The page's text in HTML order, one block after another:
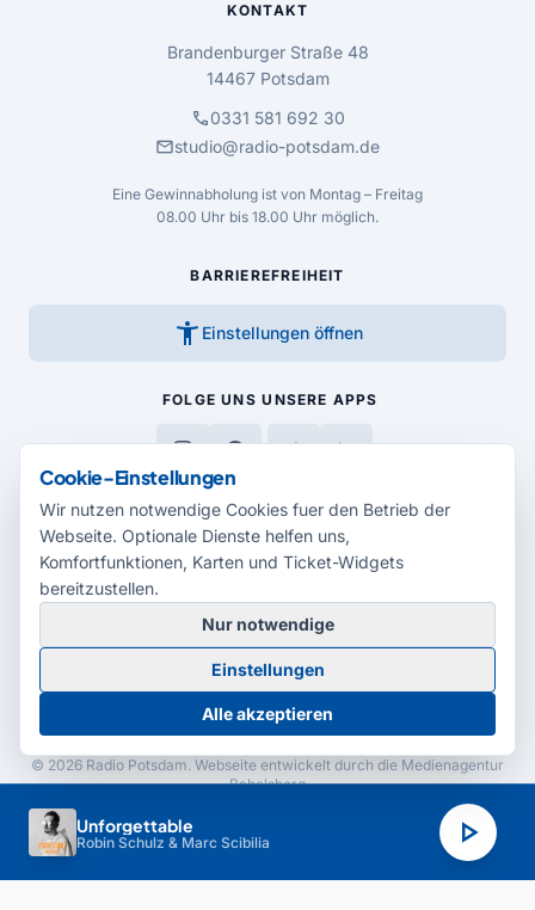
Unforgettable
Robin Schulz & Marc Scibilia play_arrow
KONTAKT
Brandenburger Straße 48
14467 Potsdam
call0331 581 692 30
mailstudio@radio-potsdam.de
Eine Gewinnabholung ist von Montag – Freitag
08.00 Uhr bis 18.00 Uhr möglich.
BARRIEREFREIHEIT
accessibility_new Einstellungen öffnen
FOLGE UNS UNSERE APPS
MEDIENPARTNER
© 2026 Radio Potsdam. Webseite entwickelt durch die Medienagentur
Babelsberg
Barrierefreiheitserklärung
Impressum
Cookie-Einstellungen
Cookie-Einstellungen
Wir nutzen notwendige Cookies fuer den Betrieb der
Webseite. Optionale Dienste helfen uns,
Komfortfunktionen, Karten und Ticket-Widgets
bereitzustellen.
Nur notwendige
Einstellungen
Alle akzeptieren